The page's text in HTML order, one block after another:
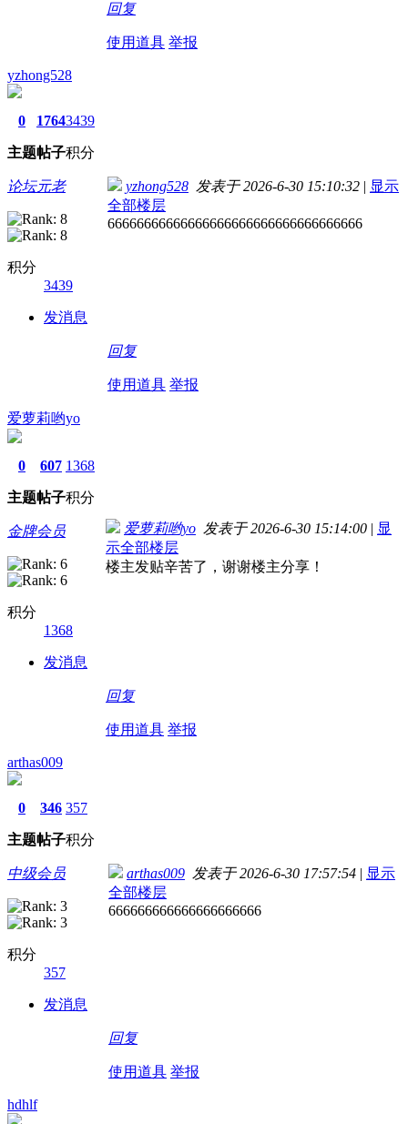
回复
使用道具 举报
yzhong528
0
主题
1764
帖子
3439
积分
论坛元老
积分
3439
发消息
yzhong528 发表于 2026-6-30 15:10:32 | 显示
全部楼层
66666666666666666666666666666666666
回复
使用道具 举报
爱萝莉哟yo
0
主题
607
帖子
1368
积分
金牌会员
积分
1368
发消息
爱萝莉哟yo 发表于 2026-6-30 15:14:00 | 显
示全部楼层
楼主发贴辛苦了，谢谢楼主分享！
回复
使用道具 举报
arthas009
0
主题
346
帖子
357
积分
中级会员
积分
357
发消息
arthas009 发表于 2026-6-30 17:57:54 | 显示
全部楼层
666666666666666666666
回复
使用道具 举报
hdhlf